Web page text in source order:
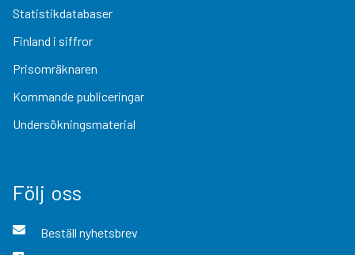
Statistikdatabaser
Finland i siffror
Prisomräknaren
Kommande publiceringar
Undersökningsmaterial
Följ oss
Beställ nyhetsbrev